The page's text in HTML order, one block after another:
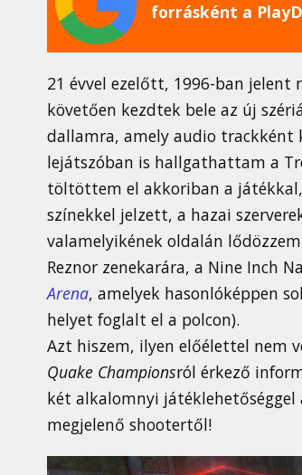
forrásként a
21 évvel ezelőtt, 1996-ban jelent
követően kezdtek bele az új
dallamra, amely audio
lejátszóban is hallgathattam a
töltöttem el akkoriban a
színekkel jelzett, a hazai
valamelyikének oldalán
Reznor zenekarára, a Nine Inch
Arena, amelyek hasonlóképpen
helyet foglalt el a polcon).
Azt hiszem, ilyen előélettel nem
Quake Championsról érkező
két alkalomnyi
megjelenő shootertől!